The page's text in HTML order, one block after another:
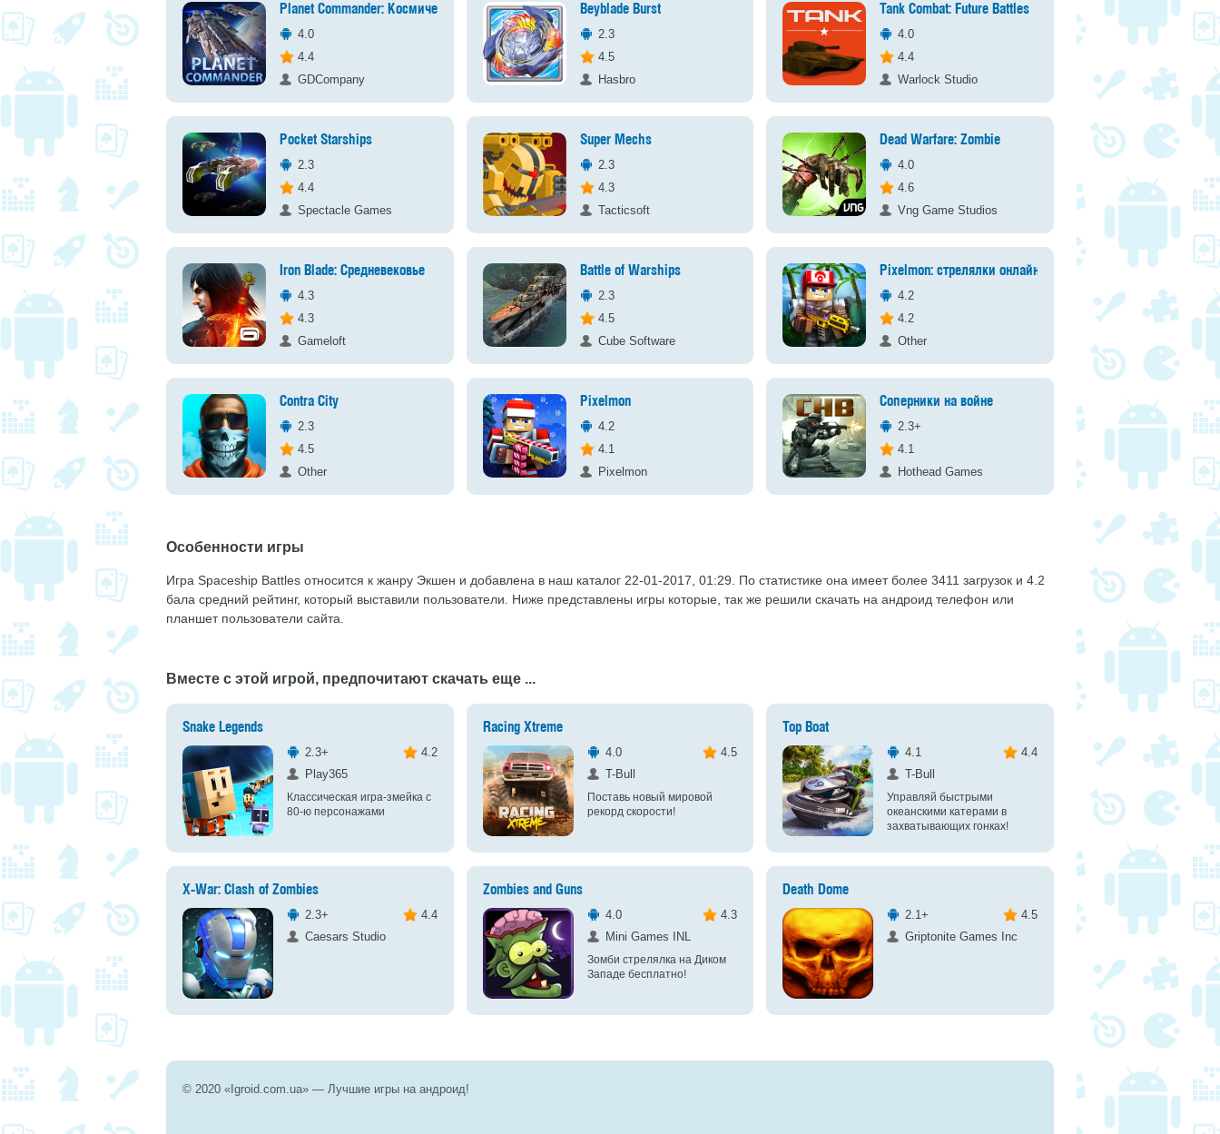
Planet Commander: Космические битвы
4.0
4.4
GDCompany
Beyblade Burst
2.3
4.5
Hasbro
Tank Combat: Future Battles
4.0
4.4
Warlock Studio
Pocket Starships
2.3
4.4
Spectacle Games
Super Mechs
2.3
4.3
Tacticsoft
Dead Warfare: Zombie
4.0
4.6
Vng Game Studios
Iron Blade: Средневековье
4.3
4.3
Gameloft
Battle of Warships
2.3
4.5
Cube Software
Pixelmon: стрелялки онлайн
4.2
4.2
Other
Contra City
2.3
4.5
Other
Pixelmon
4.2
4.1
Pixelmon
Соперники на войне
2.3+
4.1
Hothead Games
Особенности игры
Игра Spaceship Battles относится к жанру Экшен и добавлена в наш каталог 22-01-2017, 01:29. По статистике она имеет более 3411 загрузок и 4.2
бала средний рейтинг, который выставили пользователи. Ниже представлены игры которые, так же решили скачать на андроид телефон или
планшет пользователи сайта.
Вместе с этой игрой, предпочитают скачать еще ...
Snake Legends
2.3+
4.2
Play365
Классическая игра-змейка с
80-ю персонажами
Racing Xtreme
4.0
4.5
T-Bull
Поставь новый мировой
рекорд скорости!
Top Boat
4.1
4.4
T-Bull
Управляй быстрыми
океанскими катерами в
захватывающих гонках!
X-War: Clash of Zombies
2.3+
4.4
Caesars Studio
Zombies and Guns
4.0
4.3
Mini Games INL
Зомби стрелялка на Диком
Западе бесплатно!
Death Dome
2.1+
4.5
Griptonite Games Inc
© 2020 «Igroid.com.ua» — Лучшие игры на андроид!